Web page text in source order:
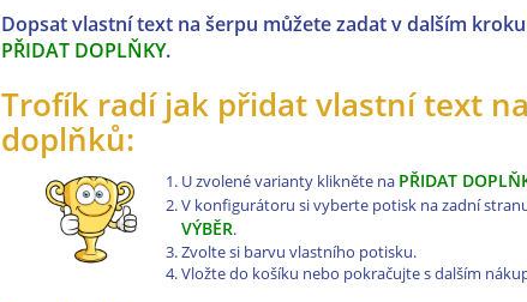
Dopsat vlastní text na šerpu můžete zadat v dalším
PŘIDAT DOPLŇKY.
Trofík radí jak přidat vlastní text
doplňků:
U zvolené varianty klikněte na PŘIDAT
V konfigurátoru si vyberte potisk na zadní
VÝBĚR.
Zvolte si barvu vlastního potisku.
Vložte do košíku nebo pokračujte s dalším